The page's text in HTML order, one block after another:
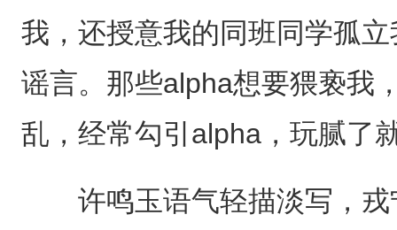
我，还授意我的同班同学孤
谣言。那些alpha想要猥亵我
乱，经常勾引alpha，玩腻了
许鸣玉语气轻描淡写，戎